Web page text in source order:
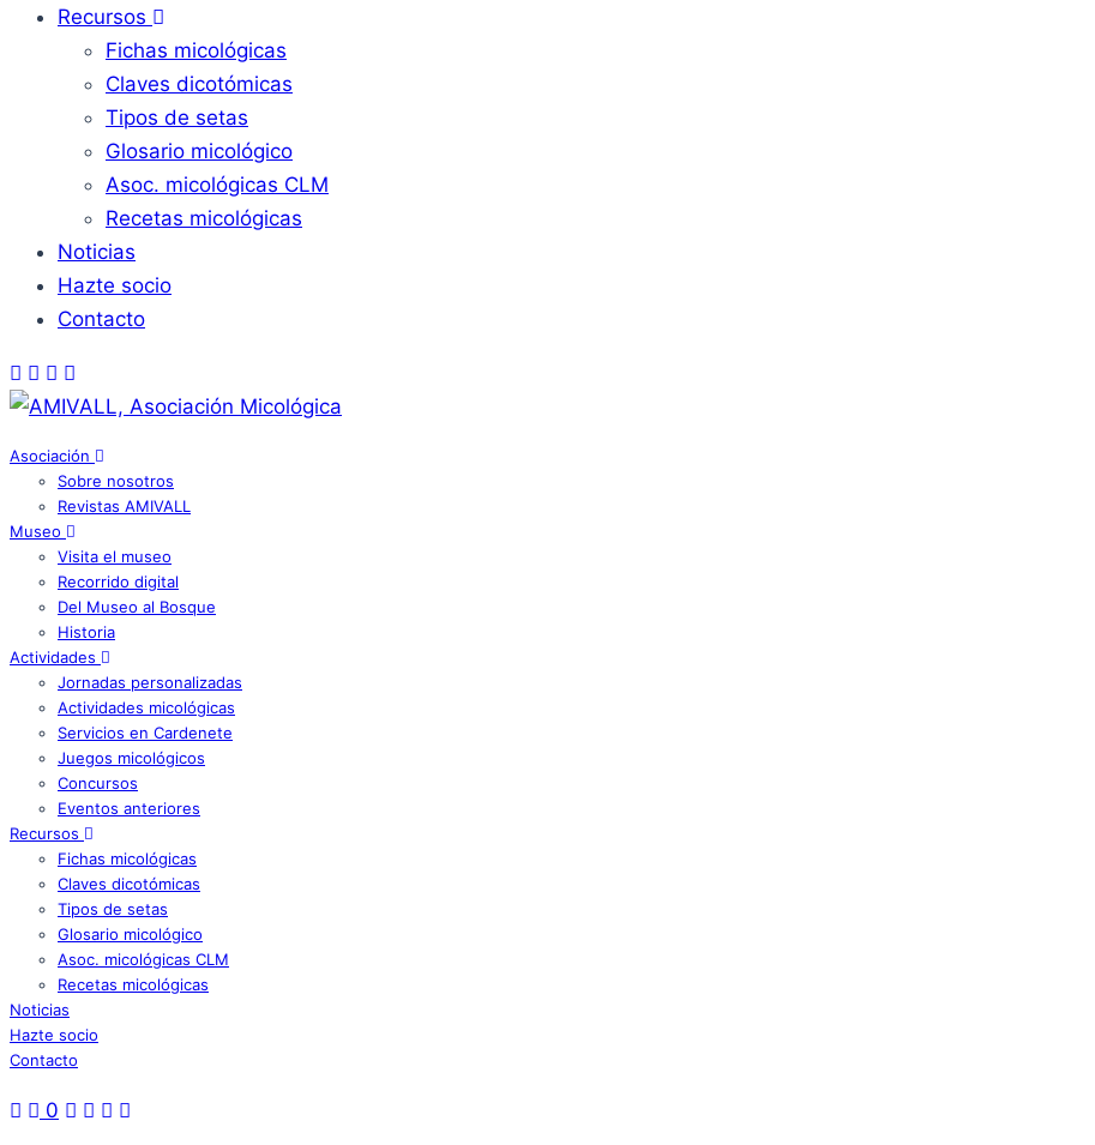
Recursos
Fichas micológicas
Claves dicotómicas
Tipos de setas
Glosario micológico
Asoc. micológicas CLM
Recetas micológicas
Noticias
Hazte socio
Contacto
Asociación
Sobre nosotros
Revistas AMIVALL
Museo
Visita el museo
Recorrido digital
Del Museo al Bosque
Historia
Actividades
Jornadas personalizadas
Actividades micológicas
Servicios en Cardenete
Juegos micológicos
Concursos
Eventos anteriores
Recursos
Fichas micológicas
Claves dicotómicas
Tipos de setas
Glosario micológico
Asoc. micológicas CLM
Recetas micológicas
Noticias
Hazte socio
Contacto
0